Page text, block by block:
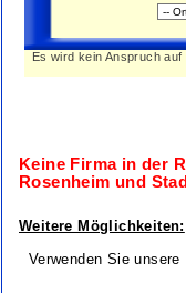
Es wird kein Anspruch
Keine Firma in der
Rosenheim und
Weitere Möglichkeiten:
Verwenden Sie